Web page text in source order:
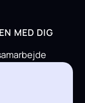
MED DIG